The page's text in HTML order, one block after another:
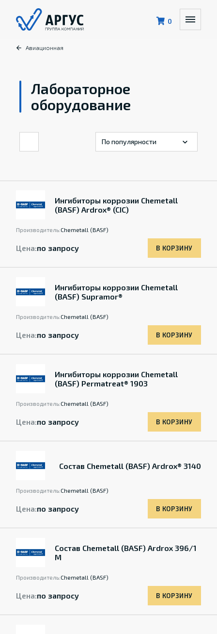
0
Авиационная
Лабораторное
оборудование
Ингибиторы коррозии Chemetall
(BASF) Ardrox® (CIC)
Производитель:Chemetall (BASF)
Цена:по запросу В КОРЗИНУ
Ингибиторы коррозии Chemetall
(BASF) Supramor®
Производитель:Chemetall (BASF)
Цена:по запросу В КОРЗИНУ
Ингибиторы коррозии Chemetall
(BASF) Permatreat® 1903
Производитель:Chemetall (BASF)
Цена:по запросу В КОРЗИНУ
Состав Chemetall (BASF) Ardrox® 3140
Производитель:Chemetall (BASF)
Цена:по запросу В КОРЗИНУ
Состав Chemetall (BASF) Ardrox 396/1
M
Производитель:Chemetall (BASF)
Цена:по запросу В КОРЗИНУ